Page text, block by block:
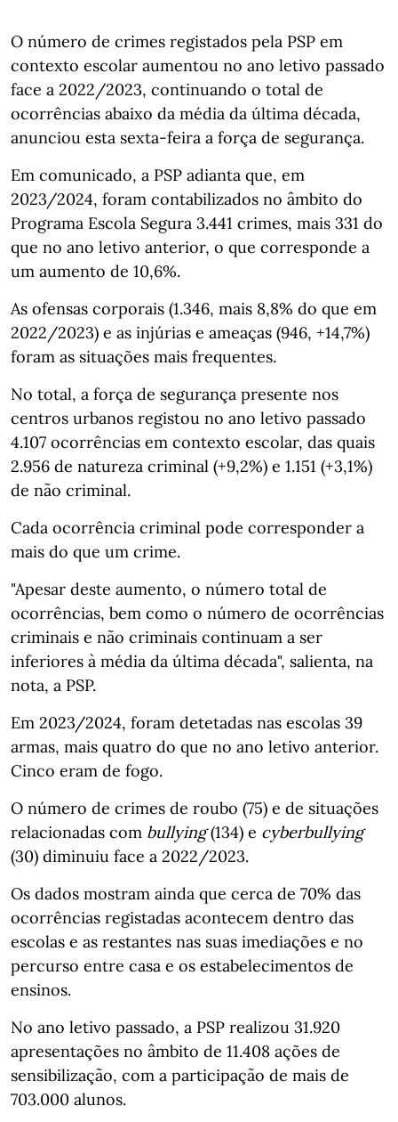
O número de crimes registados pela PSP em
contexto escolar aumentou no ano letivo passado
face a 2022/2023, continuando o total de
ocorrências abaixo da média da última década,
anunciou esta sexta-feira a força de segurança.
Em comunicado, a PSP adianta que, em
2023/2024, foram contabilizados no âmbito do
Programa Escola Segura 3.441 crimes, mais 331 do
que no ano letivo anterior, o que corresponde a
um aumento de 10,6%.
As ofensas corporais (1.346, mais 8,8% do que em
2022/2023) e as injúrias e ameaças (946, +14,7%)
foram as situações mais frequentes.
No total, a força de segurança presente nos
centros urbanos registou no ano letivo passado
4.107 ocorrências em contexto escolar, das quais
2.956 de natureza criminal (+9,2%) e 1.151 (+3,1%)
de não criminal.
Cada ocorrência criminal pode corresponder a
mais do que um crime.
"Apesar deste aumento, o número total de
ocorrências, bem como o número de ocorrências
criminais e não criminais continuam a ser
inferiores à média da última década", salienta, na
nota, a PSP.
Em 2023/2024, foram detetadas nas escolas 39
armas, mais quatro do que no ano letivo anterior.
Cinco eram de fogo.
O número de crimes de roubo (75) e de situações
relacionadas com bullying(134) e cyberbullying
(30) diminuiu face a 2022/2023.
Os dados mostram ainda que cerca de 70% das
ocorrências registadas acontecem dentro das
escolas e as restantes nas suas imediações e no
percurso entre casa e os estabelecimentos de
ensinos.
No ano letivo passado, a PSP realizou 31.920
apresentações no âmbito de 11.408 ações de
sensibilização, com a participação de mais de
703.000 alunos.